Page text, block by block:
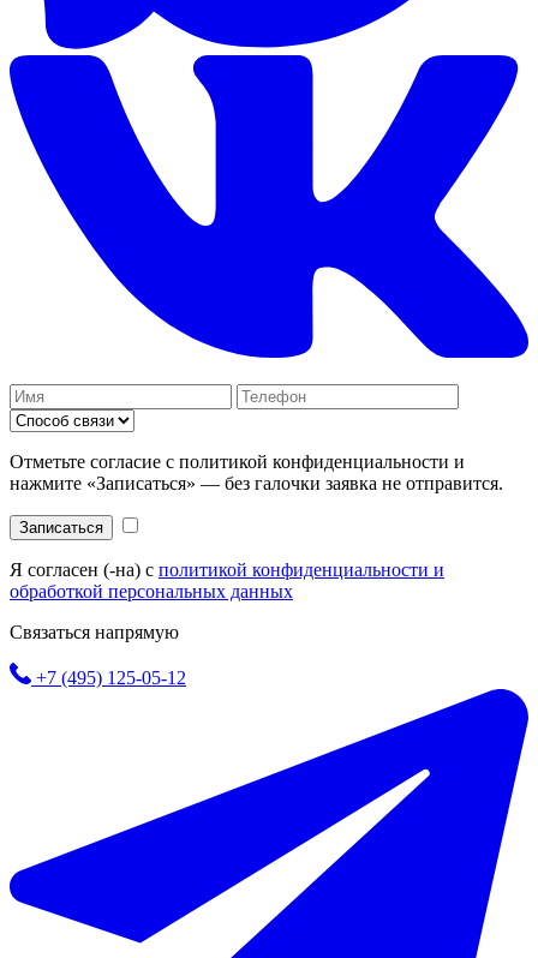
Отметьте согласие с политикой конфиденциальности и
нажмите «Записаться» — без галочки заявка не отправится.
Записаться
Я согласен (-на) с политикой конфиденциальности и
обработкой персональных данных
Связаться напрямую
+7 (495) 125-05-12